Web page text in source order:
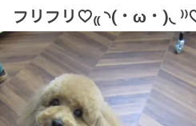
フリフリ♡₍₍ ◝(・ω・)◟